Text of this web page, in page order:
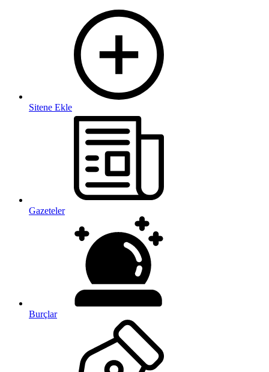
Sitene Ekle
Gazeteler
Burçlar